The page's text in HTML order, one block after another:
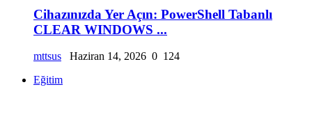
Cihazınızda Yer Açın: PowerShell Tabanlı
CLEAR WINDOWS ...
mttsus Haziran 14, 2026 0 124
Eğitim